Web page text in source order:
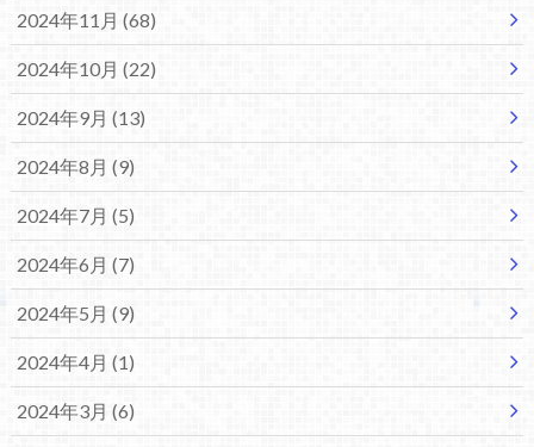
2024年11月 (68)
2024年10月 (22)
2024年9月 (13)
2024年8月 (9)
2024年7月 (5)
2024年6月 (7)
2024年5月 (9)
2024年4月 (1)
2024年3月 (6)